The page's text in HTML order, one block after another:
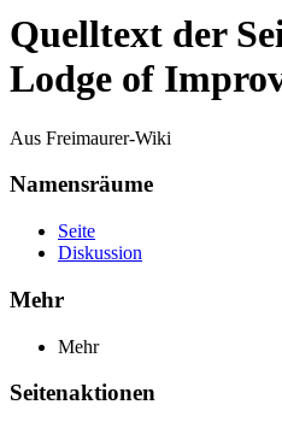
Quelltext der
Lodge of
Aus Freimaurer-Wiki
Namensräume
Seite
Diskussion
Mehr
Mehr
Seitenaktionen